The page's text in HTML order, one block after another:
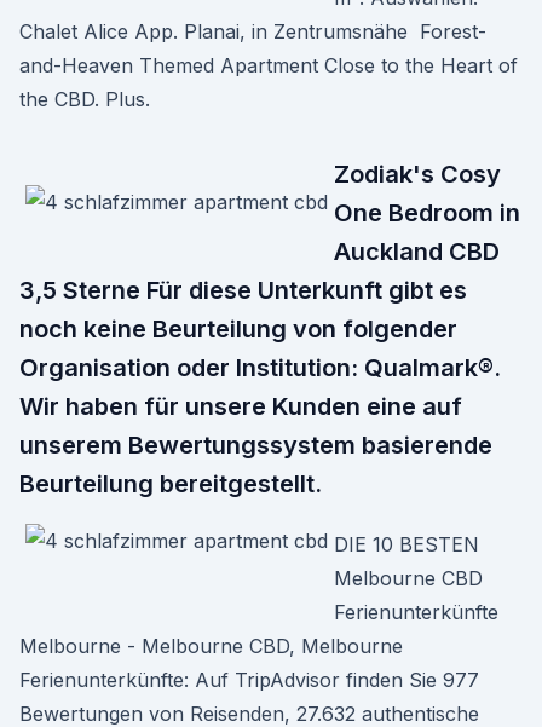
Chalet Alice App. Planai, in Zentrumsnähe Forest-
and-Heaven Themed Apartment Close to the Heart of
the CBD. Plus.
Zodiak's Cosy
One Bedroom in
Auckland CBD
3,5 Sterne Für diese Unterkunft gibt es
noch keine Beurteilung von folgender
Organisation oder Institution: Qualmark®.
Wir haben für unsere Kunden eine auf
unserem Bewertungssystem basierende
Beurteilung bereitgestellt.
DIE 10 BESTEN
Melbourne CBD
Ferienunterkünfte
Melbourne - Melbourne CBD, Melbourne
Ferienunterkünfte: Auf TripAdvisor finden Sie 977
Bewertungen von Reisenden, 27.632 authentische